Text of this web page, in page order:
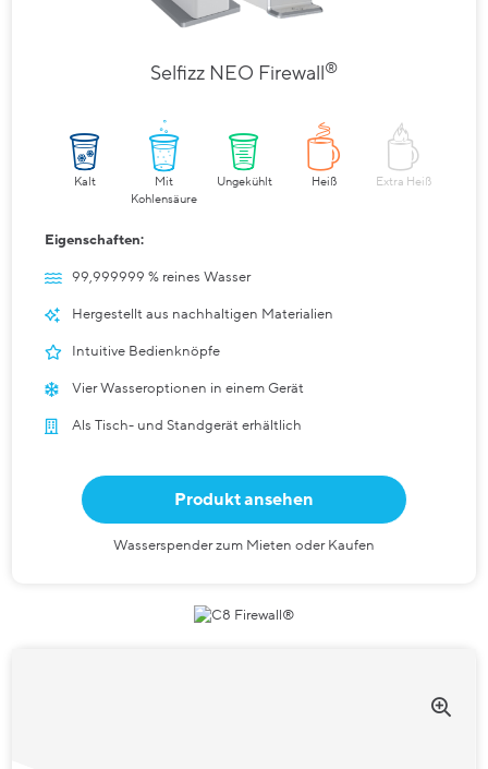
Selfizz NEO Firewall®
Kalt
Mit
Kohlensäure
Ungekühlt Heiß Extra Heiß
Eigenschaften:
99,999999 % reines Wasser
Hergestellt aus nachhaltigen Materialien
Intuitive Bedienknöpfe
Vier Wasseroptionen in einem Gerät
Als Tisch- und Standgerät erhältlich
Produkt ansehen
Wasserspender zum Mieten oder Kaufen